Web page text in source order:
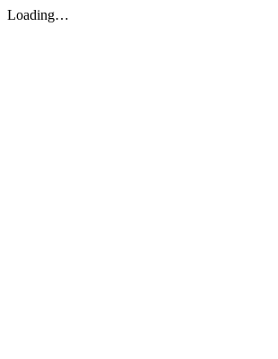
Loading…